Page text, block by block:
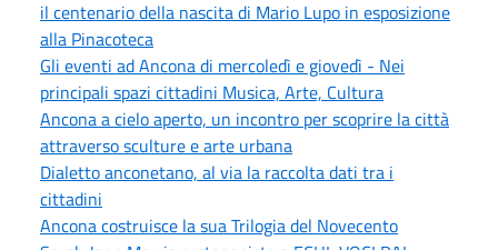
il centenario della nascita di Mario Lupo in esposizione
alla Pinacoteca
Gli eventi ad Ancona di mercoledì e giovedì - Nei
principali spazi cittadini Musica, Arte, Cultura
Ancona a cielo aperto, un incontro per scoprire la città
attraverso sculture e arte urbana
Dialetto anconetano, al via la raccolta dati tra i
cittadini
Ancona costruisce la sua Trilogia del Novecento